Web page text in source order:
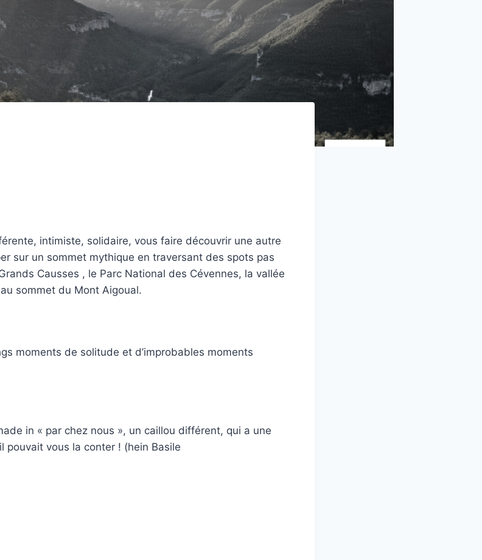
intimiste, solidaire, vous faire découvrir une autre
sur un sommet mythique en traversant des spots pas
Causses , le Parc National des Cévennes, la vallée
sommet du Mont Aigoual.
moments de solitude et d’improbables moments
in « par chez nous », un caillou différent, qui a une
pouvait vous la conter ! (hein Basile